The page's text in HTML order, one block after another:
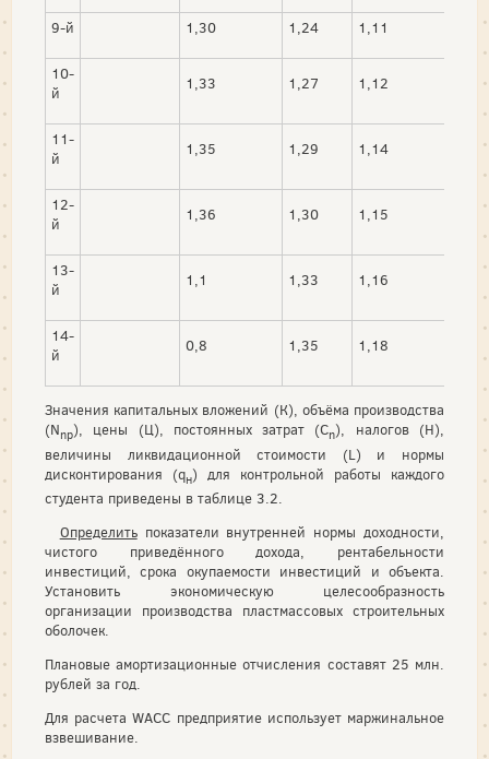
9-й 1,30 1,24 1,11
10-
й
1,33 1,27 1,12
11-
й
1,35 1,29 1,14
12-
й
1,36 1,30 1,15
13-
й
1,1 1,33 1,16
14-
й
0,8 1,35 1,18
Значения капитальных вложений (К), объёма производства
(Nnp), цены (Ц), постоянных затрат (Cn), налогов (Н),
величины ликвидационной стоимости (L) и нормы
дисконтирования (qн) для контрольной работы каждого
студента приведены в таблице 3.2.
Определитьпоказатели внутренней нормы доходности,
чистого приведённого дохода, рентабельности
инвестиций, срока окупаемости инвестиций и объекта.
Установить экономическую целесообразность
организации производства пластмассовых строительных
оболочек.
Плановые амортизационные отчисления составят 25 млн.
рублей за год.
Для расчета WACC предприятие использует маржинальное
взвешивание.